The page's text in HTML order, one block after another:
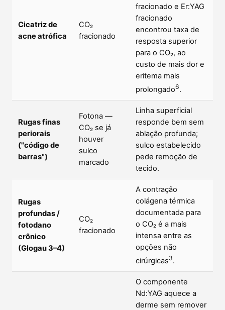
Cicatriz de
acne atrófica
CO₂
fracionado
fracionado e Er:YAG
fracionado
encontrou taxa de
resposta superior
para o CO₂, ao
custo de mais dor e
eritema mais
prolongado6.
Rugas finas
periorais
("código de
barras")
Fotona —
CO₂ se já
houver
sulco
marcado
Linha superficial
responde bem sem
ablação profunda;
sulco estabelecido
pede remoção de
tecido.
Rugas
profundas /
fotodano
crônico
(Glogau 3–4)
CO₂
fracionado
A contração
colágena térmica
documentada para
o CO₂ é a mais
intensa entre as
opções não
cirúrgicas3.
O componente
Nd:YAG aquece a
derme sem remover